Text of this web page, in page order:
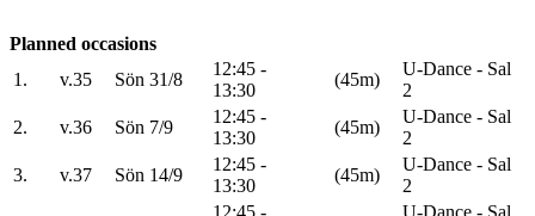
Planned occasions
1.
v.35 Sön 31/8
12:45 -
13:30
(45m)
U-Dance - Sal
2
2.
v.36 Sön 7/9
12:45 -
13:30
(45m)
U-Dance - Sal
2
3.
v.37 Sön 14/9
12:45 -
13:30
(45m)
U-Dance - Sal
2
12:45 -
U-Dance - Sal